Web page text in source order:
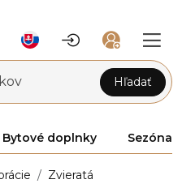
Hľadať
Bytové doplnky Sezóna
Zvieratá